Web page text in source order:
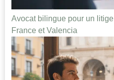
Avocat bilingue pour un
France et Valencia